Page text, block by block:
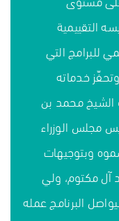
التقييمية
للبرامج التي
خدماته
الشيخ محمد بن
مجلس الوزراء
وبتوجيهات
مكتوم، ولي
البرنامج عمله